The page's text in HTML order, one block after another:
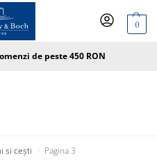
0
de peste 450 RON
si cești / Pagina 3